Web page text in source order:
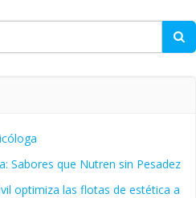
Sabores que Nutren sin Pesadez
optimiza las flotas de estética a